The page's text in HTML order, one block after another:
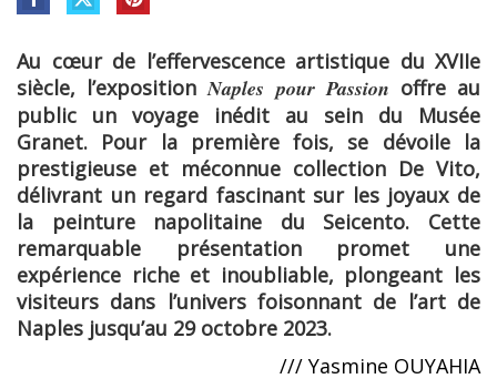
Au cœur de l’effervescence artistique du XVIIe
siècle, l’expositionNaples pour Passion offre au
public un voyage inédit au sein du Musée
Granet. Pour la première fois, se dévoile la
prestigieuse et méconnue collection De Vito,
délivrant un regard fascinant sur les joyaux de
la peinture napolitaine du Seicento. Cette
remarquable présentation promet une
expérience riche et inoubliable, plongeant les
visiteurs dans l’univers foisonnant de l’art de
Naples jusqu’au 29 octobre 2023.
/// Yasmine OUYAHIA